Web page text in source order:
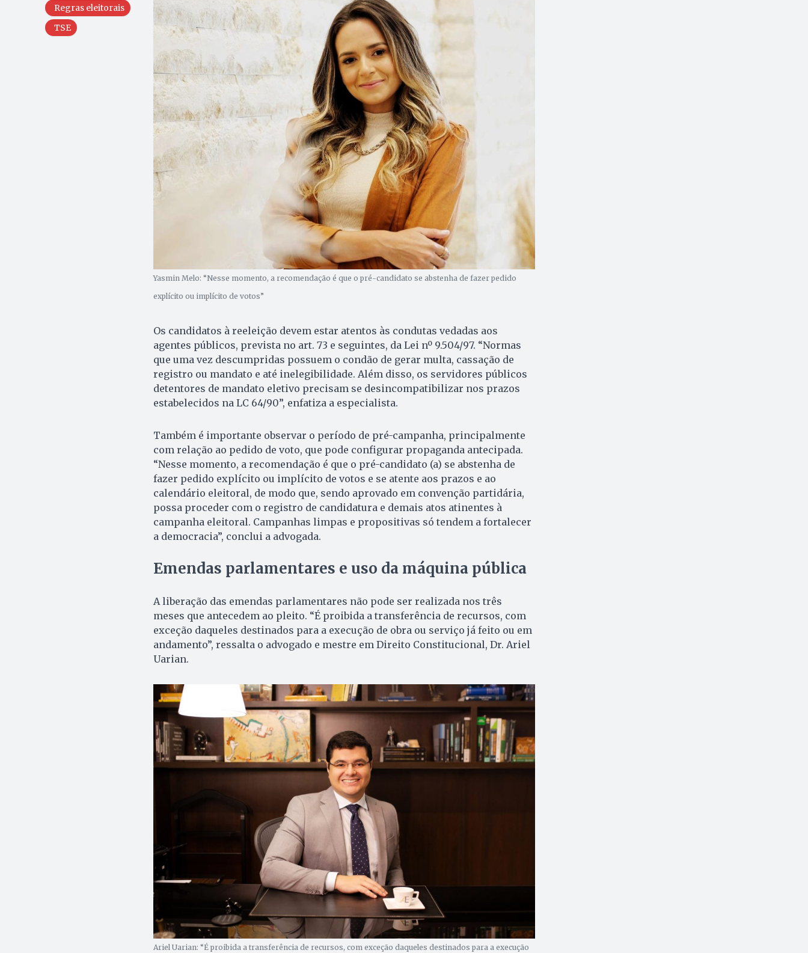
Regras eleitorais
TSE
Yasmin Melo: “Nesse momento, a recomendação é que o pré-candidato se abstenha de fazer pedido
explícito ou implícito de votos”
Os candidatos à reeleição devem estar atentos às condutas vedadas aos
agentes públicos, prevista no art. 73 e seguintes, da Lei nº 9.504/97. “Normas
que uma vez descumpridas possuem o condão de gerar multa, cassação de
registro ou mandato e até inelegibilidade. Além disso, os servidores públicos
detentores de mandato eletivo precisam se desincompatibilizar nos prazos
estabelecidos na LC 64/90”, enfatiza a especialista.
Também é importante observar o período de pré-campanha, principalmente
com relação ao pedido de voto, que pode configurar propaganda antecipada.
“Nesse momento, a recomendação é que o pré-candidato (a) se abstenha de
fazer pedido explícito ou implícito de votos e se atente aos prazos e ao
calendário eleitoral, de modo que, sendo aprovado em convenção partidária,
possa proceder com o registro de candidatura e demais atos atinentes à
campanha eleitoral. Campanhas limpas e propositivas só tendem a fortalecer
a democracia”, conclui a advogada.
Emendas parlamentares e uso da máquina pública
A liberação das emendas parlamentares não pode ser realizada nos três
meses que antecedem ao pleito. “É proibida a transferência de recursos, com
exceção daqueles destinados para a execução de obra ou serviço já feito ou em
andamento”, ressalta o advogado e mestre em Direito Constitucional, Dr. Ariel
Uarian.
Ariel Uarian: “É proibida a transferência de recursos, com exceção daqueles destinados para a execução